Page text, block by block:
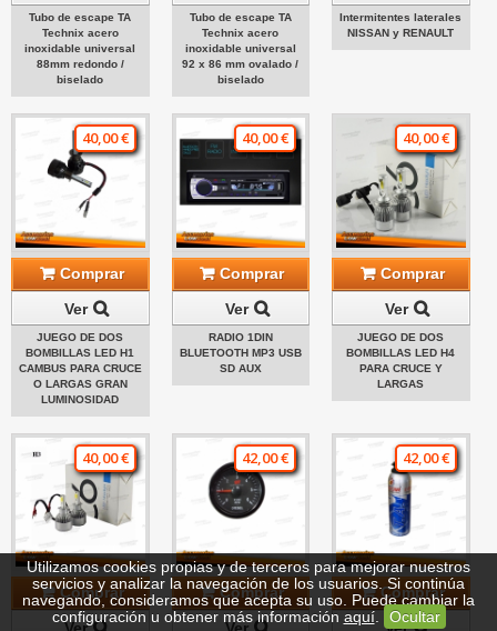
Tubo de escape TA
Technix acero
inoxidable universal
88mm redondo /
biselado
Tubo de escape TA
Technix acero
inoxidable universal
92 x 86 mm ovalado /
biselado
Intermitentes laterales
NISSAN y RENAULT
40,00 €
Comprar
Ver
JUEGO DE DOS
BOMBILLAS LED H1
CAMBUS PARA CRUCE
O LARGAS GRAN
LUMINOSIDAD
40,00 €
Comprar
Ver
RADIO 1DIN
BLUETOOTH MP3 USB
SD AUX
40,00 €
Comprar
Ver
JUEGO DE DOS
BOMBILLAS LED H4
PARA CRUCE Y
LARGAS
40,00 €
Comprar
42,00 €
Comprar
42,00 €
Comprar
Utilizamos cookies propias y de terceros para mejorar nuestros
servicios y analizar la navegación de los usuarios. Si continúa
navegando, consideramos que acepta su uso. Puede cambiar la
configuración u obtener más información aquí. Ocultar